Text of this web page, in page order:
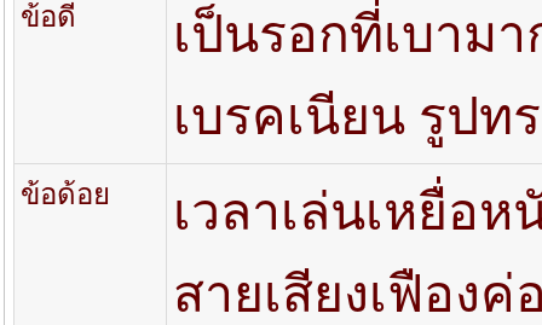
ข้อดี
เป็นรอกที่เบาม
เบรคเนียน รูปท
ข้อด้อย
เวลาเล่นเหยื่อ
สายเสียงเฟือง